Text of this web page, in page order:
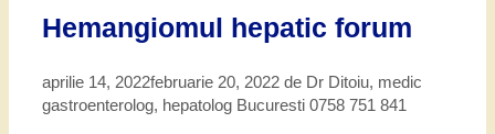
Hemangiomul hepatic forum
aprilie 14, 2022februarie 20, 2022 de Dr Ditoiu, medic
gastroenterolog, hepatolog Bucuresti 0758 751 841